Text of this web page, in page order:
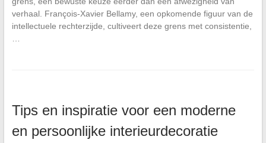
verhaal. François-Xavier Bellamy, een opkomende figuur van de
intellectuele rechterzijde, cultiveert deze grens met consistentie,
Tips en inspiratie voor een moderne
en persoonlijke interieurdecoratie